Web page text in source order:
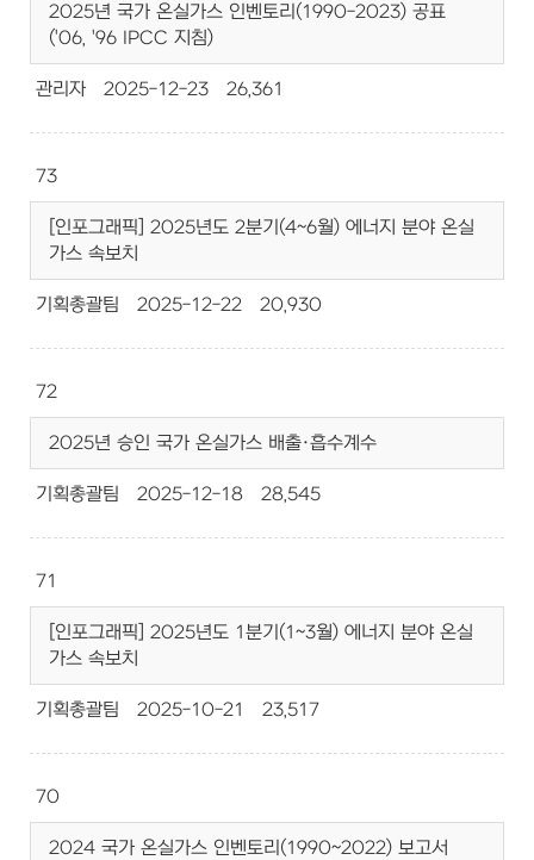
2025년 국가 온실가스 인벤토리(1990-2023) 공표
('06, '96 IPCC 지침)
관리자 2025-12-23 26,361
73
[인포그래픽] 2025년도 2분기(4~6월) 에너지 분야 온실
가스 속보치
기획총괄팀 2025-12-22 20,930
72
2025년 승인 국가 온실가스 배출·흡수계수
기획총괄팀 2025-12-18 28,545
71
[인포그래픽] 2025년도 1분기(1~3월) 에너지 분야 온실
가스 속보치
기획총괄팀 2025-10-21 23,517
70
2024 국가 온실가스 인벤토리(1990~2022) 보고서